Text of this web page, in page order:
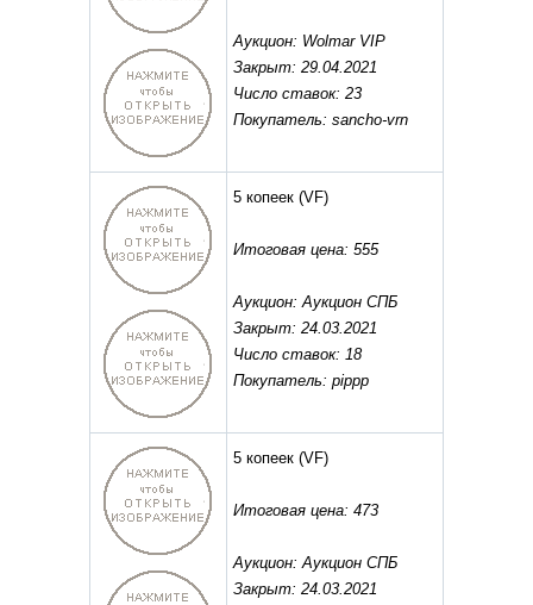
Аукцион: Wolmar VIP
Закрыт: 29.04.2021
Число ставок: 23
Покупатель: sancho-vrn
5 копеек (VF)
Итоговая цена: 555
Аукцион: Аукцион СПБ
Закрыт: 24.03.2021
Число ставок: 18
Покупатель: pippp
5 копеек (VF)
Итоговая цена: 473
Аукцион: Аукцион СПБ
Закрыт: 24.03.2021